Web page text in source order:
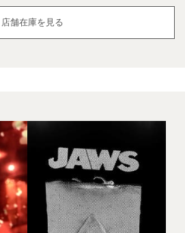
店舗在庫を見る